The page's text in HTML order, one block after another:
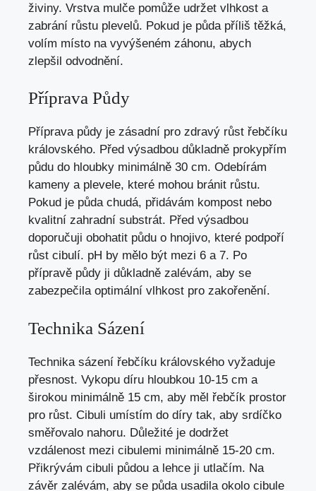
živiny. Vrstva mulče pomůže udržet vlhkost a
zabrání růstu plevelů. Pokud je půda příliš těžká,
volím místo na vyvýšeném záhonu, abych
zlepšil odvodnění.
Příprava Půdy
Příprava půdy je zásadní pro zdravý růst řebčíku
královského. Před výsadbou důkladně prokypřím
půdu do hloubky minimálně 30 cm. Odebírám
kameny a plevele, které mohou bránit růstu.
Pokud je půda chudá, přidávám kompost nebo
kvalitní zahradní substrát. Před výsadbou
doporučuji obohatit půdu o hnojivo, které podpoří
růst cibulí. pH by mělo být mezi 6 a 7. Po
přípravě půdy ji důkladně zalévám, aby se
zabezpečila optimální vlhkost pro zakořenění.
Technika Sázení
Technika sázení řebčíku královského vyžaduje
přesnost. Vykopu díru hloubkou 10-15 cm a
širokou minimálně 15 cm, aby měl řebčík prostor
pro růst. Cibuli umístím do díry tak, aby srdíčko
směřovalo nahoru. Důležité je dodržet
vzdálenost mezi cibulemi minimálně 15-20 cm.
Přikrývám cibuli půdou a lehce ji utlačím. Na
závěr zalévám, aby se půda usadila okolo cibule